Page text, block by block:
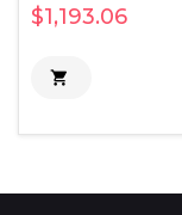
$1,193.06
